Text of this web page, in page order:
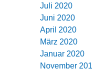
Juli 2020
Juni 2020
April 2020
März 2020
Januar 2020
November